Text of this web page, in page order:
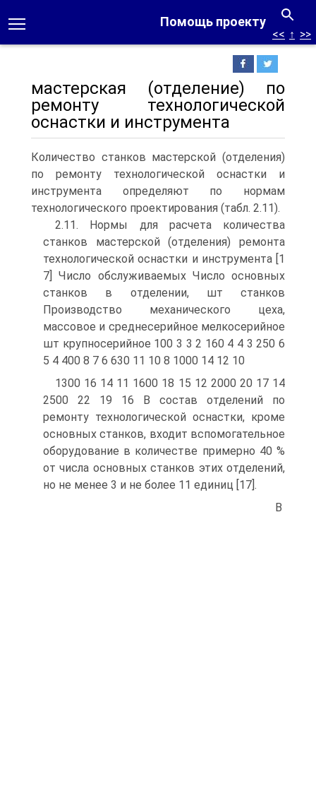
Помощь проекту
<< ↑ >>
мастерская (отделение) по
ремонту технологической
оснастки и инструмента
Количество станков мастерской (отделения)
по ремонту технологической оснастки и
инструмента определяют по нормам
технологического проектирования (табл. 2.11).
2.11. Нормы для расчета количества
станков мастерской (отделения) ремонта
технологической оснастки и инструмента [1
7] Число обслуживаемых Число основных
станков в отделении, шт станков
Производство механического цеха,
массовое и среднесерийное мелкосерийное
шт крупносерийное 100 3 3 2 160 4 4 3 250 6
5 4 400 8 7 6 630 11 10 8 1000 14 12 10
1300 16 14 11 1600 18 15 12 2000 20 17 14
2500 22 19 16 В состав отделений по
ремонту технологической оснастки, кроме
основных станков, входит вспомогательное
оборудование в количестве примерно 40 %
от числа основных станков этих отделений,
но не менее 3 и не более 11 единиц [17].
В